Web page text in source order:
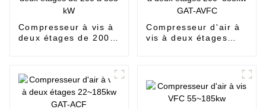
Compresseur à vis à
deux étages de 200 à
Compresseur d'air à
vis à deux étages